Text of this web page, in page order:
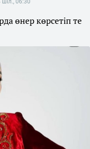
06:30
өнер көрсетіп те